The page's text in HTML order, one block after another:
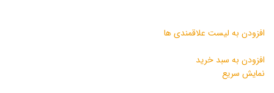
افزودن به لیست علاقمندی ها
افزودن به سبد خرید
نمایش سریع